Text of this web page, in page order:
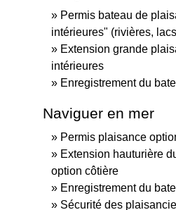
Permis bateau de
intérieures" (rivières,
Extension grande
intérieures
Enregistrement du
Naviguer en mer
Permis plaisance
Extension hauturière
option côtière
Enregistrement du
Sécurité des